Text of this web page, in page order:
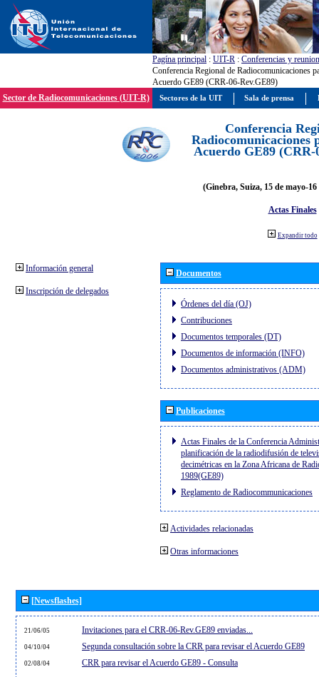
Pagína principal : UIT-R : Conferencias y
Conferencia Regional de Radiocomunicaciones
Acuerdo GE89 (CRR-06-Rev.GE89)
Sector de Radiocomunicaciones (UIT-R)
Conferencia
Radiocomunicaciones
Acuerdo GE89 (CRR-
(Ginebra, Suiza, 15 de mayo-
Actas Finales
Expandir todo
Información general
Inscripción de delegados
Documentos
Órdenes del día (OJ)
Contribuciones
Documentos temporales (DT)
Documentos de información (INFO)
Documentos administrativos (ADM)
Publicaciones
Actas Finales de la Conferencia
planificación de la radiodifusión de
decimétricas en la Zona Africana de
1989(GE89)
Reglamento de Radiocommunicaciones
Actividades relacionadas
Otras informaciones
[Newsflashes]
21/06/05 Invitaciones para el CRR-06-Rev.GE89 enviadas...
04/10/04 Segunda consultación sobre la CRR para revisar el Acuerdo GE89
02/08/04 CRR para revisar el Acuerdo GE89 - Consulta
Sectores de la UIT Sala de prensa